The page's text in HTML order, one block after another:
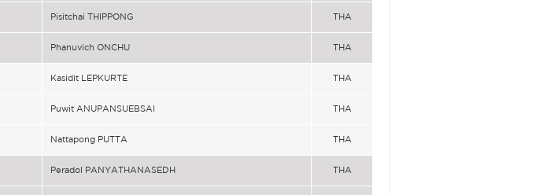
Pisitchai THIPPONG THA
Phanuvich ONCHU THA
Kasidit LEPKURTE THA
Puwit ANUPANSUEBSAI THA
Nattapong PUTTA THA
Peradol PANYATHANASEDH THA